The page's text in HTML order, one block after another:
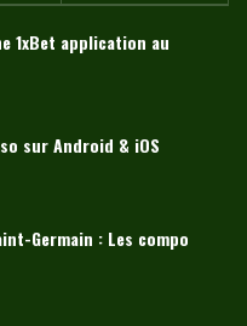
1xBet application au
sur Android & iOS
Germain : Les compo